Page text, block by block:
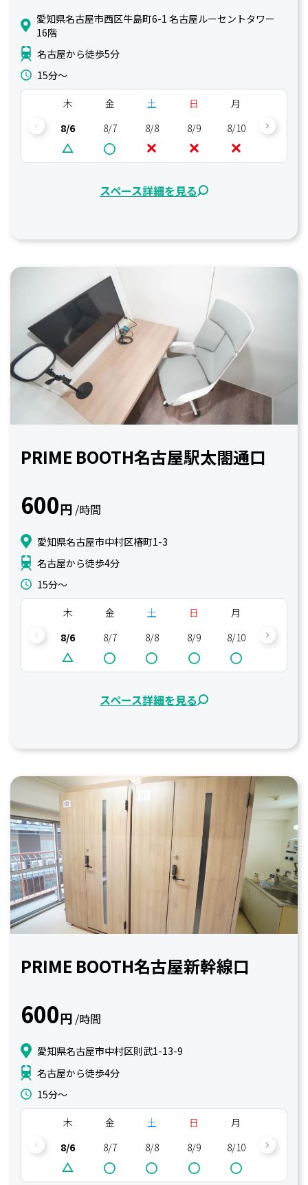
愛知県名古屋市西区牛島町6-1 名古屋ルーセントタワー
16階
名古屋から徒歩5分
15分〜
木
8/6
金
8/7
土
8/8
日
8/9
月
8/10
8/11
スペース詳細を見る
PRIME BOOTH名古屋駅太閤通口
600円 /時間
愛知県名古屋市中村区椿町1-3
名古屋から徒歩4分
15分〜
木
8/6
金
8/7
土
8/8
日
8/9
月
8/10
8/11
スペース詳細を見る
PRIME BOOTH名古屋新幹線口
600円 /時間
愛知県名古屋市中村区則武1-13-9
名古屋から徒歩4分
15分〜
木
8/6
金
8/7
土
8/8
日
8/9
月
8/10
8/11